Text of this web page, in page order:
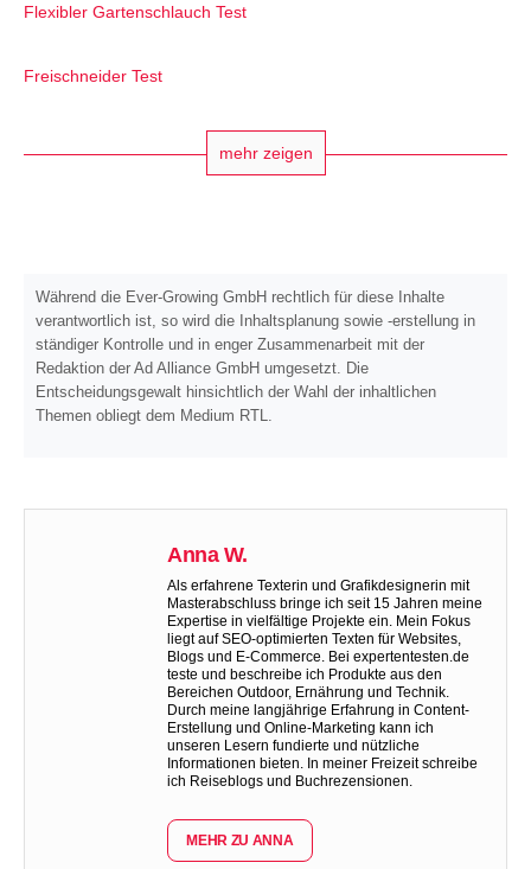
Flexibler Gartenschlauch Test
Freischneider Test
mehr zeigen
Während die Ever-Growing GmbH rechtlich für diese Inhalte
verantwortlich ist, so wird die Inhaltsplanung sowie -erstellung in
ständiger Kontrolle und in enger Zusammenarbeit mit der
Redaktion der Ad Alliance GmbH umgesetzt. Die
Entscheidungsgewalt hinsichtlich der Wahl der inhaltlichen
Themen obliegt dem Medium RTL.
Anna W.
Als erfahrene Texterin und Grafikdesignerin mit
Masterabschluss bringe ich seit 15 Jahren meine
Expertise in vielfältige Projekte ein. Mein Fokus
liegt auf SEO-optimierten Texten für Websites,
Blogs und E-Commerce. Bei expertentesten.de
teste und beschreibe ich Produkte aus den
Bereichen Outdoor, Ernährung und Technik.
Durch meine langjährige Erfahrung in Content-
Erstellung und Online-Marketing kann ich
unseren Lesern fundierte und nützliche
Informationen bieten. In meiner Freizeit schreibe
ich Reiseblogs und Buchrezensionen.
MEHR ZU ANNA